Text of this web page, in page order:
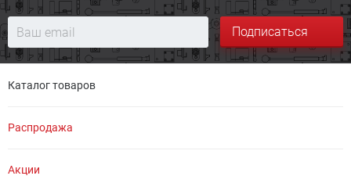
Подписаться
Каталог товаров
Распродажа
Акции